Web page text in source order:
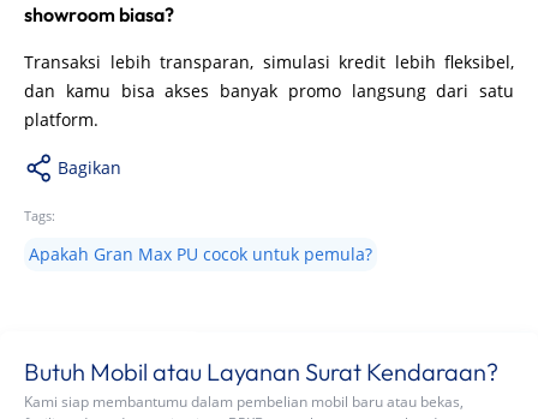
showroom biasa?
Transaksi lebih transparan, simulasi kredit lebih fleksibel,
dan kamu bisa akses banyak promo langsung dari satu
platform.
Bagikan
Tags:
Apakah Gran Max PU cocok untuk pemula?
Butuh Mobil atau Layanan Surat Kendaraan?
Kami siap membantumu dalam pembelian mobil baru atau bekas,